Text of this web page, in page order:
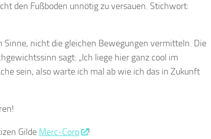
den Fußboden unnötig zu versauen. Stichwort:
nicht die gleichen Bewegungen vermitteln. Die
sagt: „Ich liege hier ganz cool im
sein, also warte ich mal ab wie ich das in Zukunft
Gilde Merc-Corp !